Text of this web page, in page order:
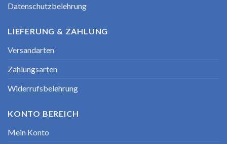
Datenschutzbelehrung
LIEFERUNG & ZAHLUNG
Versandarten
Zahlungsarten
Widerrufsbelehrung
KONTO BEREICH
Mein Konto